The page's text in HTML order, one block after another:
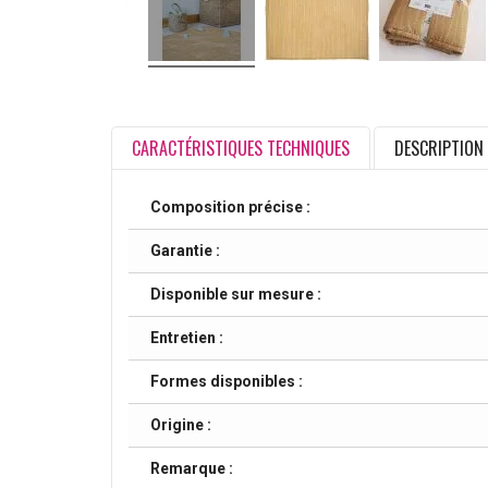
CARACTÉRISTIQUES TECHNIQUES DESCRIPTION
Composition précise :
Garantie :
Disponible sur mesure :
Entretien :
Formes disponibles :
Origine :
Remarque :